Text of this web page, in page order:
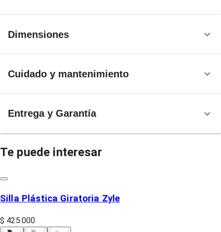
Dimensiones
Cuidado y mantenimiento
Entrega y Garantía
Te puede interesar
Silla Plástica Giratoria Zyle
$ 425.000